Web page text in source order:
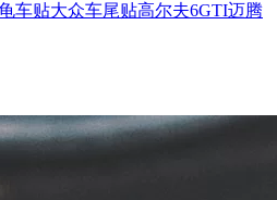
车贴大众车尾贴高尔夫6GTI迈腾